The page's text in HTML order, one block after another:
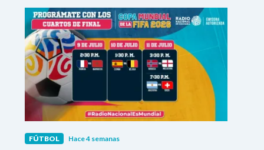
FÚTBOL Hace 4 semanas